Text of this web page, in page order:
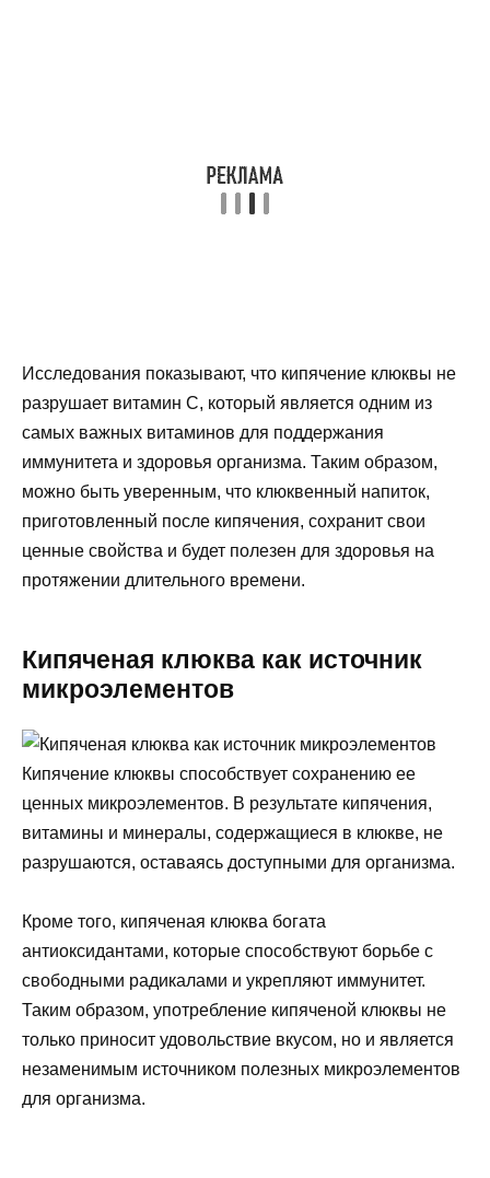
Исследования показывают, что кипячение клюквы не
разрушает витамин C, который является одним из
самых важных витаминов для поддержания
иммунитета и здоровья организма. Таким образом,
можно быть уверенным, что клюквенный напиток,
приготовленный после кипячения, сохранит свои
ценные свойства и будет полезен для здоровья на
протяжении длительного времени.
Кипяченая клюква как источник
микроэлементов
Кипячение клюквы способствует сохранению ее
ценных микроэлементов. В результате кипячения,
витамины и минералы, содержащиеся в клюкве, не
разрушаются, оставаясь доступными для организма.
Кроме того, кипяченая клюква богата
антиоксидантами, которые способствуют борьбе с
свободными радикалами и укрепляют иммунитет.
Таким образом, употребление кипяченой клюквы не
только приносит удовольствие вкусом, но и является
незаменимым источником полезных микроэлементов
для организма.